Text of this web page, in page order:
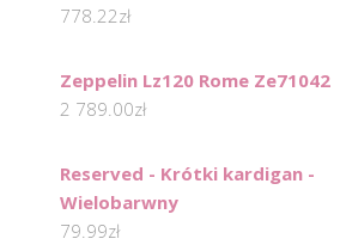
778.22zł
Zeppelin Lz120 Rome Ze71042
2 789.00zł
Reserved - Krótki kardigan -
Wielobarwny
79.99zł